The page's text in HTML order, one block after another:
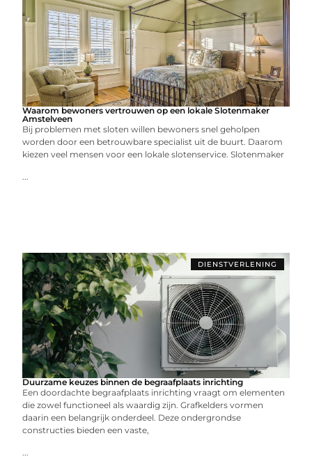
Waarom bewoners vertrouwen op een lokale Slotenmaker
Amstelveen
Bij problemen met sloten willen bewoners snel geholpen
worden door een betrouwbare specialist uit de buurt. Daarom
kiezen veel mensen voor een lokale slotenservice. Slotenmaker
...
DIENSTVERLENING
Duurzame keuzes binnen de begraafplaats inrichting
Een doordachte begraafplaats inrichting vraagt om elementen
die zowel functioneel als waardig zijn. Grafkelders vormen
daarin een belangrijk onderdeel. Deze ondergrondse
constructies bieden een vaste,
...